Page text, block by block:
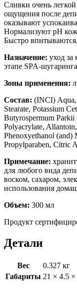
Сливки очень
ощущения после
оказывают
Нормализуют рН
Быстро
Назначение: уход
этапе SPA-
Зоны применения:
Состав: (INCI)
Stearate, Potassium
Butyrospermum Parkii
Polyacrylate,
Phenoxyethanol (and)
Propylparaben, Citric
Примечание:
для любого вида
воском, сахаром,
использования
Объем: 300 мл
Продукт
Детали
Вес
0.327 кг
Габариты 21 × 4.5